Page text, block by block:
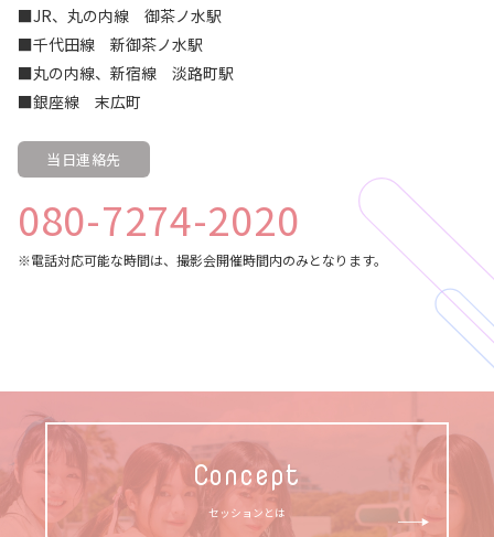
■JR、丸の内線 御茶ノ水駅
■千代田線 新御茶ノ水駅
■丸の内線、新宿線 淡路町駅
■銀座線 末広町
当日連絡先
080-7274-2020
※電話対応可能な時間は、撮影会開催時間内のみとなります。
Concept
セッションとは